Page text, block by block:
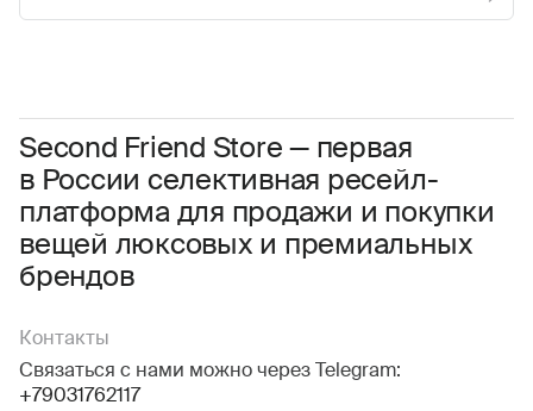
Second Friend Store — первая
в России селективная ресейл-
платформа для продажи и покупки
вещей люксовых и премиальных
брендов
Контакты
Связаться с нами можно через Telegram:
+79031762117
Соглашаюсь с условиями Пользовательского соглашения
Даю согласие на получение рекламной информации.